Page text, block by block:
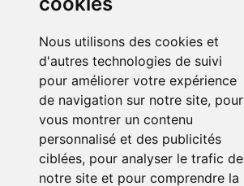
Nous utilisons des cookies et
d'autres technologies de suivi
pour améliorer votre expérience
de navigation sur notre site, pour
vous montrer un contenu
personnalisé et des publicités
ciblées, pour analyser le trafic de
notre site et pour comprendre la
3.00€ 0
BD - Les Simpson - Sous les projecteurs - Tome 13
4.00€